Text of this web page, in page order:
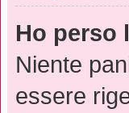
Ho perso
Niente
essere